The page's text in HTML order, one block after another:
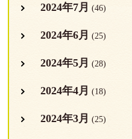
2024年7月 (46)
2024年6月 (25)
2024年5月 (28)
2024年4月 (18)
2024年3月 (25)